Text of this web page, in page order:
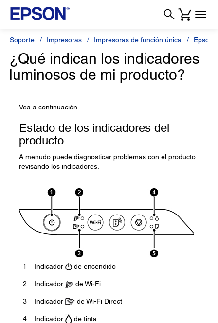
Soporte Impresoras Impresoras de función única Epson
¿Qué indican los indicadores
luminosos de mi producto?
Vea a continuación.
Estado de los indicadores del
producto
A menudo puede diagnosticar problemas con el producto
revisando los indicadores.
1 Indicador de encendido
2 Indicador de Wi-Fi
3 Indicador de Wi-Fi Direct
4 Indicador de tinta